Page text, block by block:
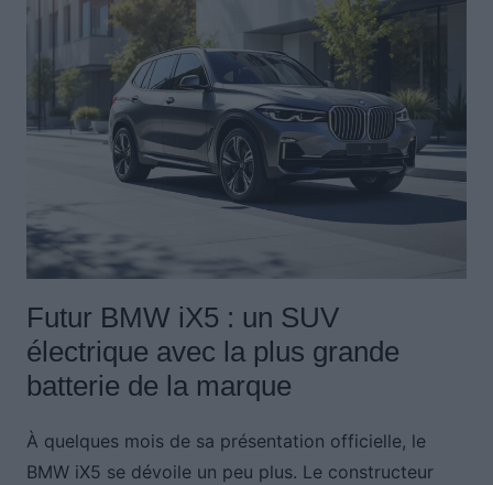
Futur BMW iX5 : un SUV
électrique avec la plus grande
batterie de la marque
À quelques mois de sa présentation officielle, le
BMW iX5 se dévoile un peu plus. Le constructeur